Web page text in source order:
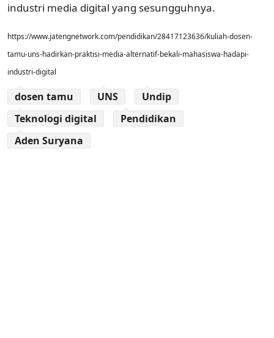
industri media digital yang sesungguhnya.
https://www.jatengnetwork.com/pendidikan/28417123636/kuliah-dosen-
tamu-uns-hadirkan-praktisi-media-alternatif-bekali-mahasiswa-hadapi-
industri-digital
dosen tamu UNS
Undip
Teknologi digital
Pendidikan
Aden Suryana